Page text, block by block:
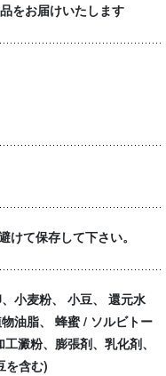
をお届けいたします
けて保存して下さい。
小麦粉、 小豆、 還元水
油脂、 蜂蜜 / ソルビトー
澱粉、膨張剤、乳化剤、
を含む)